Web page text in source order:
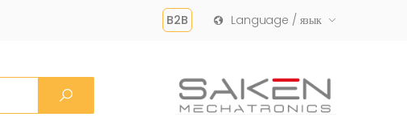
B2B Language / язык